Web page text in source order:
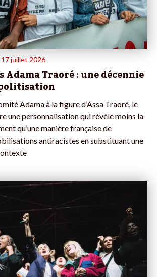
17 juillet 2026
Adama Traoré : une décennie
Adama à la figure d’Assa Traoré, le
une personnalisation qui révèle moins la
qu’une manière française de
antiracistes en substituant une